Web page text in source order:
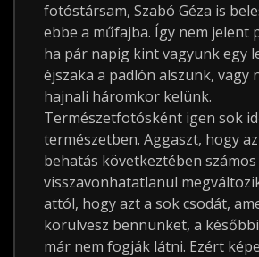
fotóstársam, Szabó Géza is
ebbe a műfajba. Így nem jelent
ha pár napig kint vagyunk egy
éjszaka a padlón alszunk, vagy
hajnali háromkor kelünk.
Természetfotósként igen sok
természetben. Aggaszt, hogy
behatás következtében
visszavonhatatlanul
attól, hogy azt a sok csodát,
körülvesz bennünket, a
már nem fogják látni. Ezért